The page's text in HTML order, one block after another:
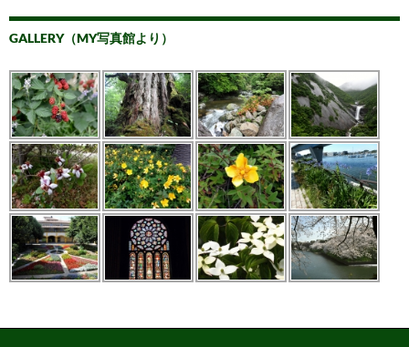
GALLERY（MY写真館より）